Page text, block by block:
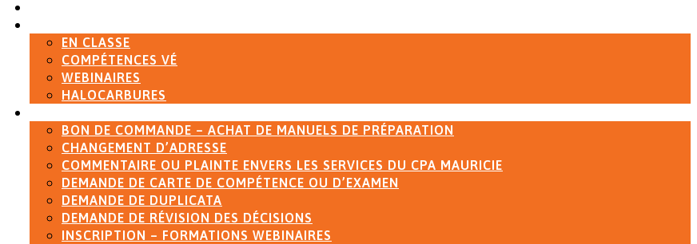
EN CLASSE
COMPÉTENCES VÉ
WEBINAIRES
HALOCARBURES
BON DE COMMANDE – ACHAT DE MANUELS DE PRÉPARATION
CHANGEMENT D’ADRESSE
COMMENTAIRE OU PLAINTE ENVERS LES SERVICES DU CPA MAURICIE
DEMANDE DE CARTE DE COMPÉTENCE OU D’EXAMEN
DEMANDE DE DUPLICATA
DEMANDE DE RÉVISION DES DÉCISIONS
INSCRIPTION – FORMATIONS WEBINAIRES